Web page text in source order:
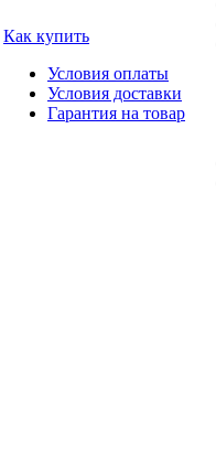
Как купить
Условия оплаты
Условия доставки
Гарантия на товар